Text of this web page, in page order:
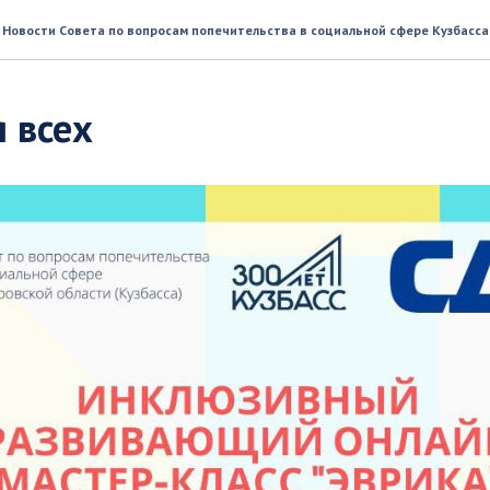
Новости Совета по вопросам попечительства в социальной сфере Кузбасса
всех